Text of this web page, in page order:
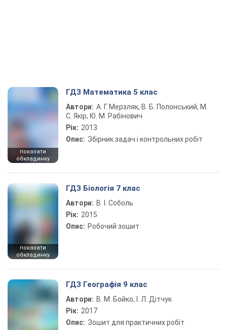
показати
обкладинку
ГДЗ Математика 5 клас
Автори: А. Г. Мерзляк, В. Б. Полонський, М.
С. Якір, Ю. М. Рабінович
Рік: 2013
Опис: Збірник задач і контрольних робіт
показати
обкладинку
ГДЗ Біологія 7 клас
Автори: В. І. Соболь
Рік: 2015
Опис: Робочий зошит
ГДЗ Географія 9 клас
Автори: В. М. Бойко, І. Л. Дітчук
Рік: 2017
Опис: Зошит для практичних робіт